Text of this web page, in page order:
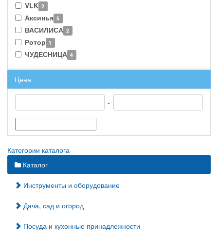
VLK 2
Аксинья 5
ВАСИЛИСА 2
Ротор 1
ЧУДЕСНИЦА 4
Цена
-
Категории каталога
Каталог
Инструменты и оборудование
Дача, сад и огород
Посуда и кухонные принадлежности